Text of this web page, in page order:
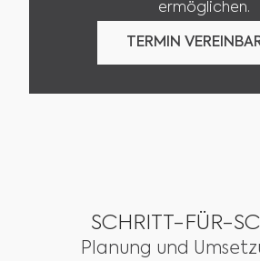
ermöglichen.
TERMIN
JETZT TERMIN
SCHRITT-FÜR-
Planung und